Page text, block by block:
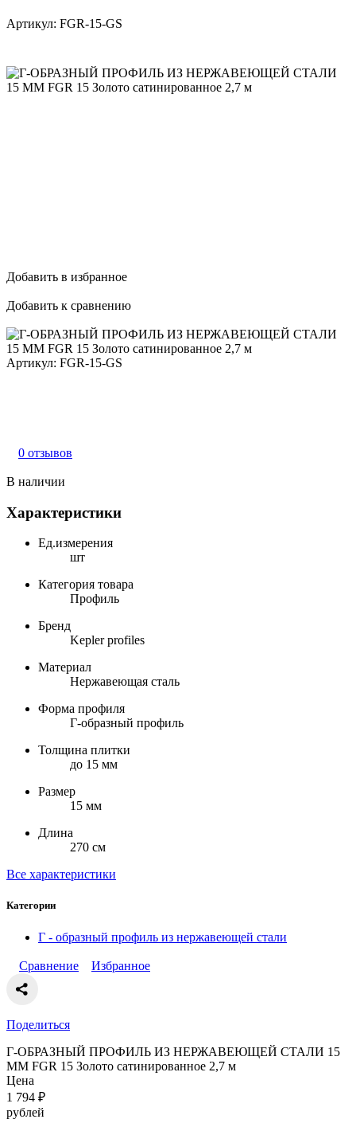
Артикул: FGR-15-GS
Добавить в избранное
Добавить к сравнению
Артикул: FGR-15-GS
0 отзывов
В наличии
Характеристики
Ед.измерения
шт
Категория товара
Профиль
Бренд
Kepler profiles
Материал
Нержавеющая сталь
Форма профиля
Г-образный профиль
Толщина плитки
до 15 мм
Размер
15 мм
Длина
270 см
Все характеристики
Категории
Г - образный профиль из нержавеющей стали
Сравнение Избранное
Поделиться
Г-ОБРАЗНЫЙ ПРОФИЛЬ ИЗ НЕРЖАВЕЮЩЕЙ СТАЛИ 15
ММ FGR 15 Золото сатинированное 2,7 м
Цена
1 794 ₽
рублей